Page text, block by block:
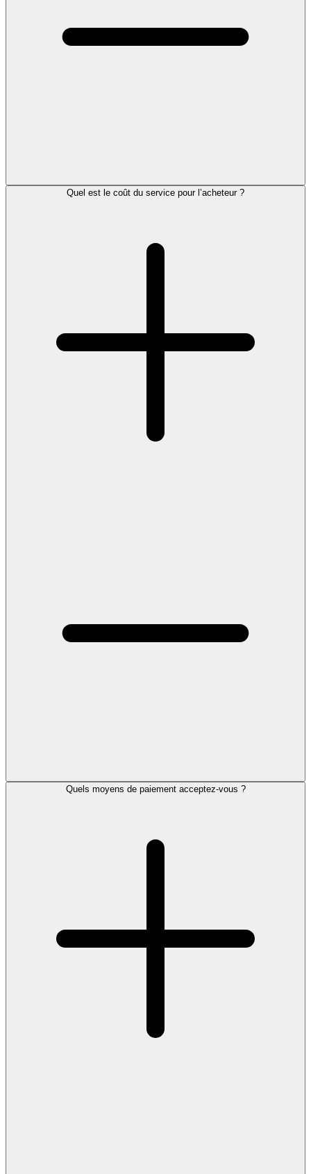
Quel est le coût du service pour l’acheteur ?
Quels moyens de paiement acceptez-vous ?